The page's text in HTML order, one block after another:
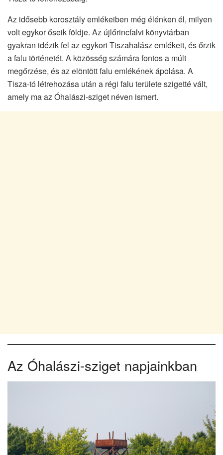
Az idősebb korosztály emlékeiben még élénken él, milyen
volt egykor őseik földje. Az újlőrincfalvi könyvtárban
gyakran idézik fel az egykori Tiszahalász emlékeit, és őrzik
a falu történetét. A közösség számára fontos a múlt
megőrzése, és az elöntött falu emlékének ápolása. A
Tisza-tó létrehozása után a régi falu területe szigetté vált,
amely ma az Óhalászi-sziget néven ismert.
Az Óhalászi-sziget napjainkban